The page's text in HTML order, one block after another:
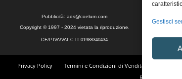
Gestisci
Pubblicità: ads@coelum.com
Copyright © 1997 - 2024 vietata la riproduzione.
CF/P.IVA/VAT.C IT.01988340434
Privacy Policy Termini e Condizioni di Vendita
Regolamento